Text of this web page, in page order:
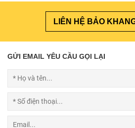
LIÊN HỆ BẢO
GỬI EMAIL YÊU CẦU GỌI LẠI